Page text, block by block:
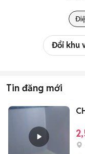
Đổi khu
Tin đăng mới